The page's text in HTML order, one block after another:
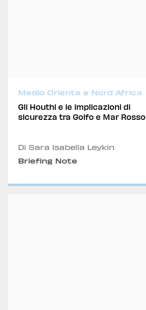
Medio Oriente e Nord Africa
Gli Houthi e le implicazioni di
sicurezza tra Golfo e Mar Rosso
Di Sara Isabella Leykin
Briefing Note